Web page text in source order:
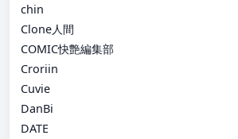
chin
Clone人間
COMIC快艶編集部
Croriin
Cuvie
DanBi
DATE